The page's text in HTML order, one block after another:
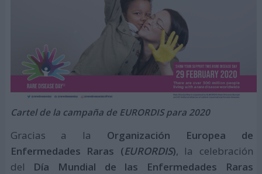
Cartel de la campaña de EURORDIS para 2020
Gracias a la Organización Europea de
Enfermedades Raras (EURORDIS), la celebración
del Día Mundial de las Enfermedades Raras